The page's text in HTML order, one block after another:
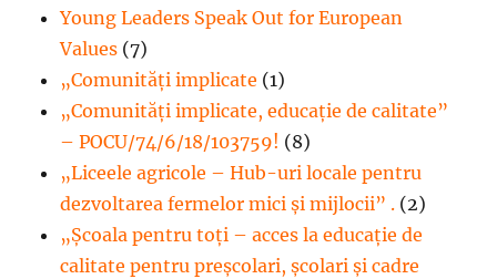
Young Leaders Speak Out for European
Values (7)
„Comunități implicate (1)
„Comunități implicate, educație de calitate”
– POCU/74/6/18/103759! (8)
„Liceele agricole – Hub-uri locale pentru
dezvoltarea fermelor mici şi mijlocii” . (2)
„Școala pentru toți – acces la educație de
calitate pentru preșcolari, școlari și cadre